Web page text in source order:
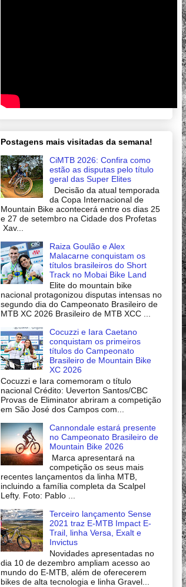
Postagens mais visitadas da semana!
CiMTB 2026: Confira como
estão as disputas pelo título
geral das Super Elites
Decisão da atual temporada
da Copa Internacional de
Mountain Bike acontecerá entre os dias 25
e 27 de setembro na Cidade dos Profetas
Xav...
Raiza Goulão e Alex
Malacarne conquistam os
títulos brasileiros do Short
Track no Mobai Bike Land
Elite do mountain bike
nacional protagonizou disputas intensas no
segundo dia do Campeonato Brasileiro de
MTB XC 2026 Brasileiro de MTB XCC ...
Cocuzzi e Iara Caetano
conquistam os primeiros
títulos do Campeonato
Brasileiro de Mountain Bike
XC 2026
Cocuzzi e Iara comemoram o título
nacional Crédito: Ueverton Santos/CBC
Provas de Eliminator abriram a competição
em São José dos Campos com...
Cannondale estará presente
no Campeonato Brasileiro de
Mountain Bike 2026
Marca apresentará na
competição os seus mais
recentes lançamentos da linha MTB,
incluindo a família completa da Scalpel
Lefty. Foto: Pablo ...
Terceiro lançamento Sense
2021 traz E-MTB Impact E-
Trail, linha Versa, Exalt e
Invictus
Novidades apresentadas no
dia 10 de dezembro ampliam acesso ao
mundo do E-MTB, além de oferecerem
bikes de alta tecnologia e linha Gravel...